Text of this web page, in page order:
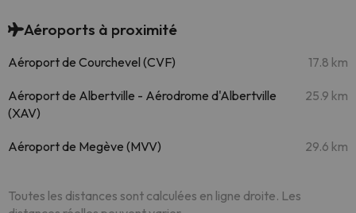
Aéroports à proximité
Aéroport de Courchevel (CVF) 17.8 km
Aéroport de Albertville - Aérodrome d'Albertville
(XAV)
25.9 km
Aéroport de Megève (MVV) 29.6 km
Toutes les distances sont calculées en ligne droite. Les